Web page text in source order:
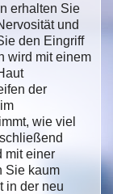
erhalten Sie
und
den Eingriff
wird mit einem
der
wie viel
mit einer
Sie kaum
in der neu